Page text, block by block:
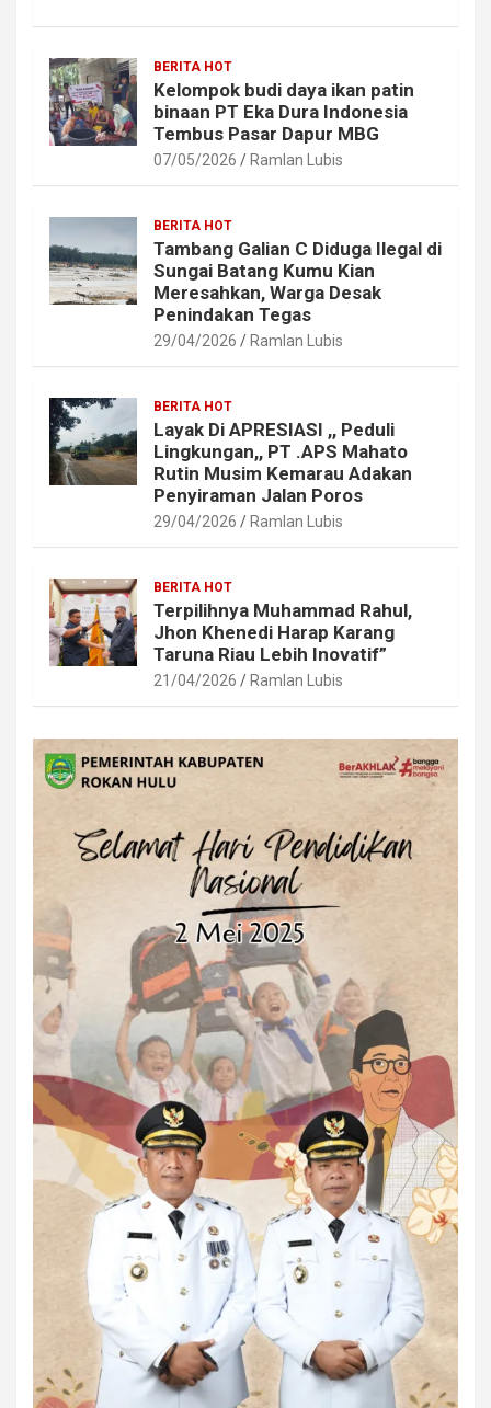
BERITA HOT
Kelompok budi daya ikan patin
binaan PT Eka Dura Indonesia
Tembus Pasar Dapur MBG
07/05/2026 Ramlan Lubis
BERITA HOT
Tambang Galian C Diduga Ilegal di
Sungai Batang Kumu Kian
Meresahkan, Warga Desak
Penindakan Tegas
29/04/2026 Ramlan Lubis
BERITA HOT
Layak Di APRESIASI ,, Peduli
Lingkungan,, PT .APS Mahato
Rutin Musim Kemarau Adakan
Penyiraman Jalan Poros
29/04/2026 Ramlan Lubis
BERITA HOT
Terpilihnya Muhammad Rahul,
Jhon Khenedi Harap Karang
Taruna Riau Lebih Inovatif”
21/04/2026 Ramlan Lubis